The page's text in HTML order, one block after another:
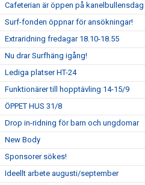
Cafeterian är öppen på
Surf-fonden öppnar för ansökningar!
Extraridning fredagar 18.10-18.55
Nu drar Surfhäng igång!
Lediga platser HT-24
Funktionärer till hopptävling 14-15/9
ÖPPET HUS 31/8
Drop in-ridning för barn och ungdomar
New Body
Sponsorer sökes!
Ideellt arbete augusti/september